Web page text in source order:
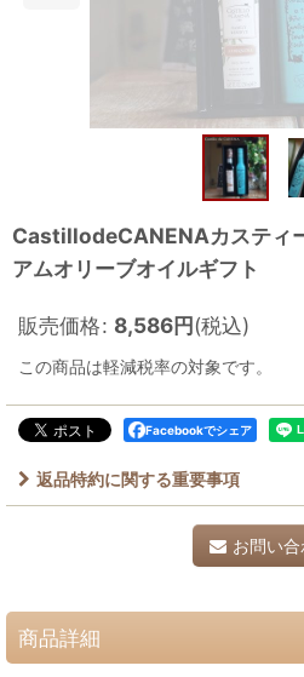
CastillodeCANENAカスティ
アムオリーブオイルギフト
販売価格: 8,586円(税込)
この商品は軽減税率の対象です。
Facebookでシェア
返品特約に関する重要事項
お問い
商品詳細